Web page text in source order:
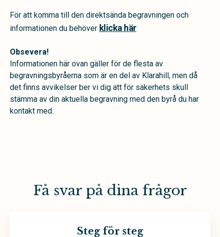
För att komma till den direktsända begravningen och
informationen du behöver klicka här
Obsevera!
Informationen här ovan gäller för de flesta av
begravningsbyråerna som är en del av Klarahill, men då
det finns avvikelser ber vi dig att för säkerhets skull
stämma av din aktuella begravning med den byrå du har
kontakt med.
Få svar på dina frågor
Steg för steg